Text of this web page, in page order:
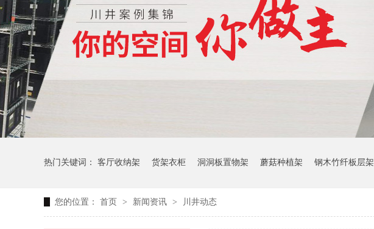
热门关键词： 客厅收纳架 货架衣柜 洞洞板置物架 蘑菇种植架 钢木竹纤板层架
您的位置： 首页 > 新闻资讯 > 川井动态